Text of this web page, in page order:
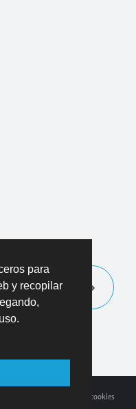
para
y recopilar
Política de cookies